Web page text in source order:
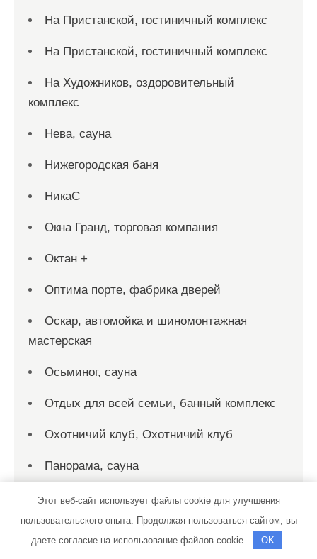
На Пристанской, гостиничный комплекс
На Пристанской, гостиничный комплекс
На Художников, оздоровительный
комплекс
Нева, сауна
Нижегородская баня
НикаС
Окна Гранд, торговая компания
Октан +
Оптима порте, фабрика дверей
Оскар, автомойка и шиномонтажная
мастерская
Осьминог, сауна
Отдых для всей семьи, банный комплекс
Охотничий клуб, Охотничий клуб
Панорама, сауна
Пахра, баня
Персона Стиль, спортивно-
оздоровительный клуб
Этот веб-сайт использует файлы cookie для улучшения
пользовательского опыта. Продолжая пользоваться сайтом, вы
даете согласие на использование файлов cookie.
OK